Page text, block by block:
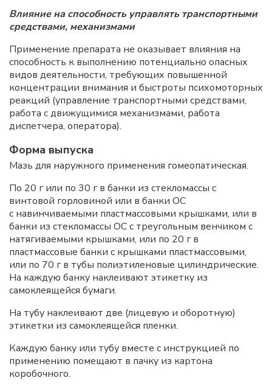
Влияние на способность управлять транспортными
средствами, механизмами
Применение препарата не оказывает влияния на
способность к выполнению потенциально опасных
видов деятельности, требующих повышенной
концентрации внимания и быстроты психомоторных
реакций (управление транспортными средствами,
работа с движущимися механизмами, работа
диспетчера, оператора).
Форма выпуска
Мазь для наружного применения гомеопатическая.
По 20 г или по 30 г в банки из стекломассы с
винтовой горловиной или в банки ОС
с навинчиваемыми пластмассовыми крышками, или в
банки из стекломассы ОС с треугольным венчиком с
натягиваемыми крышками, или по 20 г в
пластмассовые банки с крышками пластмассовыми,
или по 70 г в тубы полиэтиленовые цилиндрические.
На каждую банку наклеивают этикетку из
самоклеящейся бумаги.
На тубу наклеивают две (лицевую и оборотную)
этикетки из самоклеящейся пленки.
Каждую банку или тубу вместе с инструкцией по
применению помещают в пачку из картона
коробочного.